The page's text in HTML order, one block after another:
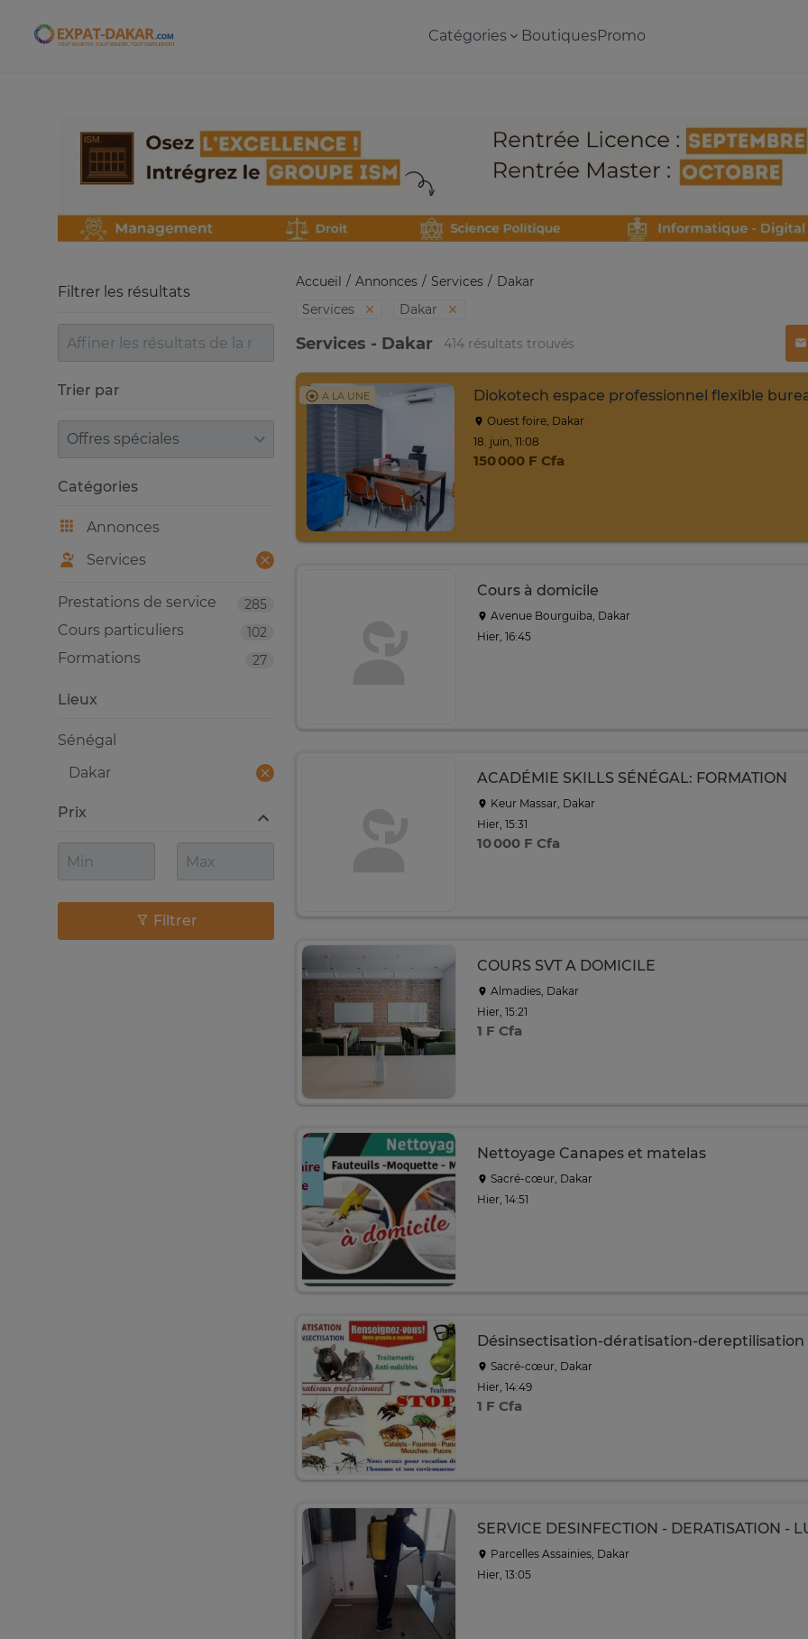
Expat-Dakar Catégories BoutiquesPromo
Accueil Annonces Services
Dakar
Services
Dakar
Services - Dakar 414 résultats trouvés
A LA UNE Diokotech espace professionnel flexible
Ouest foire, Dakar
18. juin, 11:08
150 000 F Cfa
Cours à domicile
Avenue Bourguiba, Dakar
Hier, 16:45
ACADÉMIE SKILLS SÉNÉGAL: FORMATION
Keur Massar, Dakar
Hier, 15:31
10 000 F Cfa
COURS SVT A DOMICILE
Almadies, Dakar
Hier, 15:21
1 F Cfa
Nettoyage Canapes et matelas
Sacré-cœur, Dakar
Hier, 14:51
Désinsectisation-dératisation-dereptilisation
Sacré-cœur, Dakar
Hier, 14:49
1 F Cfa
SERVICE DESINFECTION - DERATISATION -
Parcelles Assainies, Dakar
Hier, 13:05
Filtrer les résultats
Trier par
Trier par
Catégories
Annonces
Services
285
Prestations de service
102
Cours particuliers
27
Formations
Lieux
Sénégal
Dakar
Prix
Filtrer